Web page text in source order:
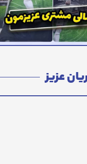
عزیز